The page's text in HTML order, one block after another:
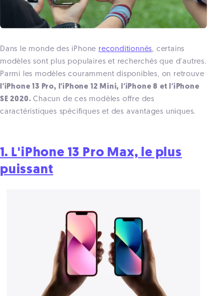
Dans le monde des iPhone reconditionnés, certains
modèles sont plus populaires et recherchés que d'autres.
Parmi les modèles couramment disponibles, on retrouve
l'iPhone 13 Pro, l'iPhone 12 Mini, l'iPhone 8 et l'iPhone
SE 2020.Chacun de ces modèles offre des
caractéristiques spécifiques et des avantages uniques.
1. L'iPhone 13 Pro Max, le plus
puissant